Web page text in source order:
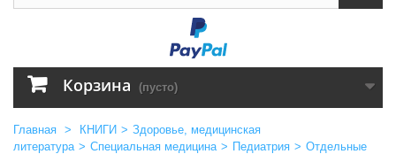
Корзина (пусто)
Главная > КНИГИ > Здоровье, медицинская
литература > Специальная медицина > Педиатрия > Отдельные